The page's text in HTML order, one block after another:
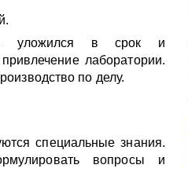
уложился в срок и
лаборатории.
по делу.
специальные знания.
вопросы и